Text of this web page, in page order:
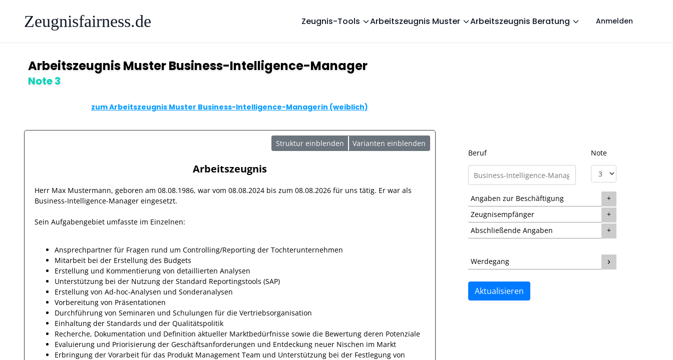
Zeugnisfairness.de Zeugnis-Tools Arbeitszeugnis Muster Arbeitszeugnis Beratung Anmelden
Arbeitszeugnis Muster Business-Intelligence-Manager
Note 3
zum Arbeitszeugnis Muster Business-Intelligence-Managerin (weiblich)
Struktur einblenden Varianten einblenden
Arbeitszeugnis
Herr Max Mustermann, geboren am 08.08.1986, war vom 08.08.2024 bis zum 08.08.2026 für uns tätig. Er war als
Business-Intelligence-Manager eingesetzt.
Sein Aufgabengebiet umfasste im Einzelnen:
Ansprechpartner für Fragen rund um Controlling/Reporting der Tochterunternehmen
Mitarbeit bei der Erstellung des Budgets
Erstellung und Kommentierung von detaillierten Analysen
Unterstützung bei der Nutzung der Standard Reportingstools (SAP)
Erstellung von Ad-hoc-Analysen und Sonderanalysen
Vorbereitung von Präsentationen
Durchführung von Seminaren und Schulungen für die Vertriebsorganisation
Einhaltung der Standards und der Qualitätspolitik
Recherche, Dokumentation und Definition aktueller Marktbedürfnisse sowie die Bewertung deren Potenziale
Evaluierung und Priorisierung der Geschäftsanforderungen und Entdeckung neuer Nischen im Markt
Erbringung der Vorarbeit für das Produkt Management Team und Unterstützung bei der Festlegung von
Beruf Note
Angaben zur Beschäftigung
Zeugnisempfänger
Abschließende Angaben
Werdegang
Aktualisieren